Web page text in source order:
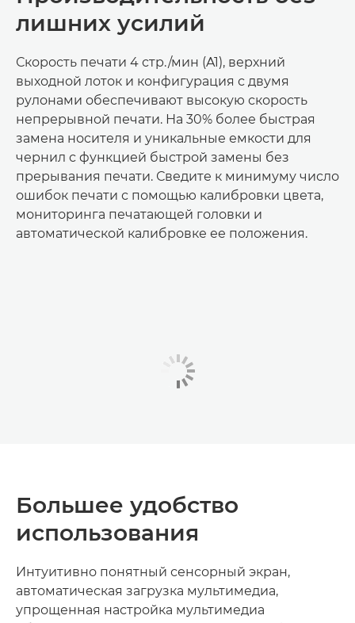
лишних усилий
Скорость печати 4 стр./мин (A1), верхний
выходной лоток и конфигурация с двумя
рулонами обеспечивают высокую скорость
непрерывной печати. На 30% более быстрая
замена носителя и уникальные емкости для
чернил с функцией быстрой замены без
прерывания печати. Сведите к минимуму число
ошибок печати с помощью калибровки цвета,
мониторинга печатающей головки и
автоматической калибровке ее положения.
Большее удобство
использования
Интуитивно понятный сенсорный экран,
автоматическая загрузка мультимедиа,
упрощенная настройка мультимедиа